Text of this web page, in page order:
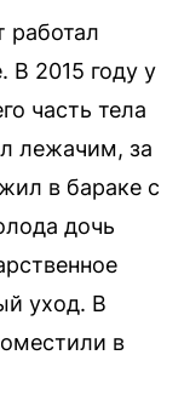
работал
В 2015 году у
часть тела
лежачим, за
в бараке с
дочь
уход. В
в